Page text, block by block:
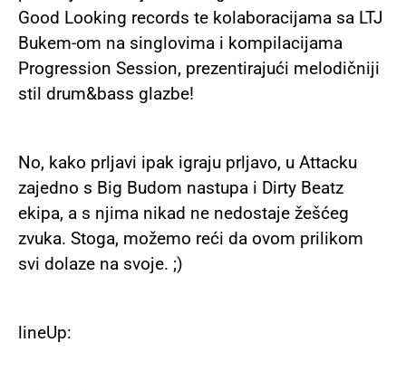
Good Looking records te kolaboracijama sa LTJ
Bukem-om na singlovima i kompilacijama
Progression Session, prezentirajući melodičniji
stil drum&bass glazbe!
No, kako prljavi ipak igraju prljavo, u Attacku
zajedno s Big Budom nastupa i Dirty Beatz
ekipa, a s njima nikad ne nedostaje žešćeg
zvuka. Stoga, možemo reći da ovom prilikom
svi dolaze na svoje. ;)
lineUp: